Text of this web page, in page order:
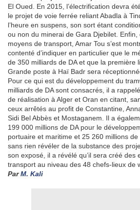
El Oued. En 2015, l’électrification devra
le projet de voie ferrée reliant Abadla à
l’heure en suspens, son sort étant
ou non du minerai de Gara Djebilet.
moyens de transport, Amar Tou s’est
contenté d’indiquer en particulier que le
de 350 milliards de DA et que la première
Grande poste à Haï Badr sera
Pour ce qui est du développement du
milliards de DA sont consacrés, il a
de réalisation à Alger et Oran en citant,
ceux arrêtés au profit de Constantine,
Sidi Bel Abbès et Mostaganem. Il a
199 000 millions de DA pour le
portuaire et maritime et 25 260 millions de
sans rien révéler de la substance des
son exposé, il a révélé qu’il sera créé des
transport au niveau des 48 chefs-lieux de
ParM. Kali